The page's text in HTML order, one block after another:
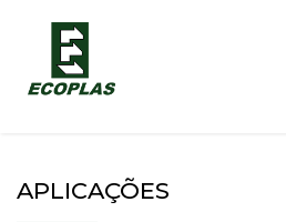
APLICAÇÕES